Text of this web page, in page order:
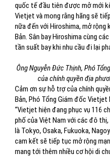
quốc tế đầu tiên được mở mới
Vietjet và mong rằng hãng sẽ
nữa đến với Hiroshima, mở rộng
Bản. Sân bay Hiroshima cùng
tần suất bay khi nhu cầu đi lại
Ông Nguyễn Đức Thịnh, Phó
của chính quyền địa
Cảm ơn sự hỗ trợ của chính
Bản, Phó Tổng Giám đốc
“Vietjet hiện đang phục vụ 116
phố của Việt Nam với các đô
là Tokyo, Osaka, Fukuoka,
cam kết sẽ tiếp tục mở rộng
mang tới thêm nhiều cơ hội di